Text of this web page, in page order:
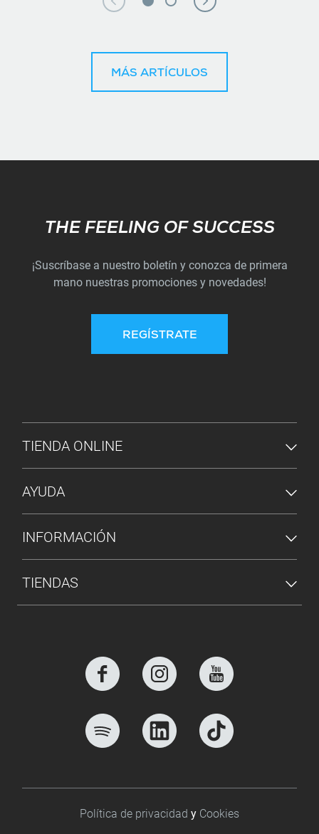
MÁS ARTÍCULOS
Subscribe
THE FEELING OF SUCCESS
¡Suscríbase a nuestro boletín y conozca de primera
mano nuestras promociones y novedades!
REGÍSTRATE
MENÚ DE PIE DE PÁGINA
TIENDA ONLINE
AYUDA
INFORMACIÓN
TIENDAS
Footer bottomPolítica de privacidad y Cookies